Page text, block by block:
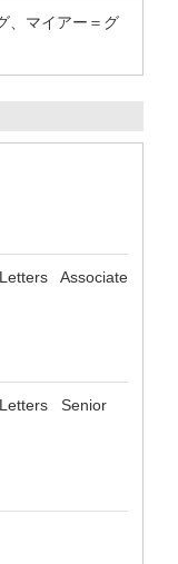
、マイアー＝グ
Associate
Senior